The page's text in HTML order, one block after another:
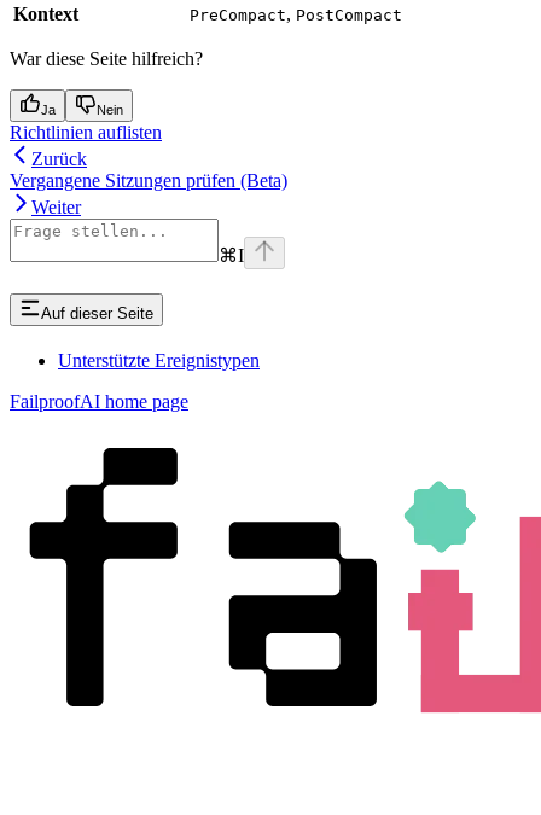
Kontext PreCompact, PostCompact
War diese Seite hilfreich?
Ja Nein
Richtlinien auflisten
Zurück
Vergangene Sitzungen prüfen (Beta)
Weiter
⌘I
Auf dieser Seite
Unterstützte Ereignistypen
FailproofAI home page